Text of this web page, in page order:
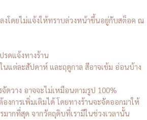
โดยไม่แจ้งให้ทราบล่วงหน้าขึ้นอยู่กับสต็อค ณ
รดแจ้งทางร้าน
แต่ละสัปดาห์ และฤดูกาล สีอาจเข้ม อ่อนบ้าง
ดวาง อาจจะไม่เหมือนตามรูป 100%
งการเพิ่มเติมได้ โดยทางร้านจะจัดออกมาให้
ากที่สุด จากวัตถุดิบที่เรามีในช่วงเวลานั้น